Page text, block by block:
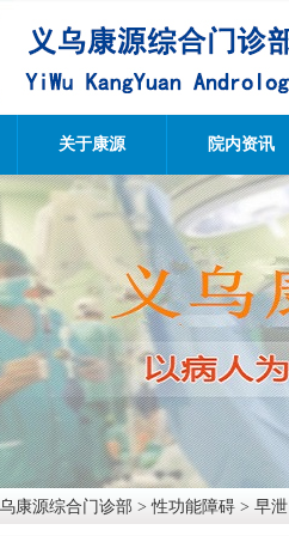
关于康源 院内资讯
康源综合门诊部 >性功能障碍 > 早泄